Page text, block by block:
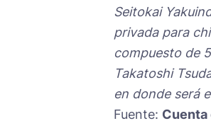
Seitokai
privada para
compuesto de
Takatoshi
en donde será
Fuente: Cuenta